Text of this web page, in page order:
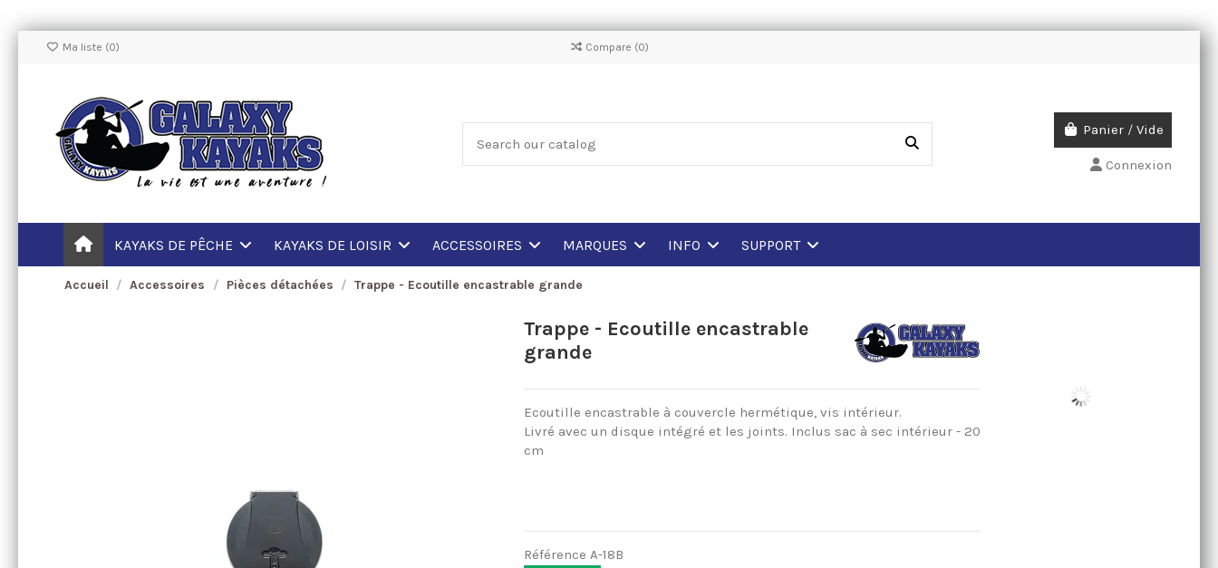
Ma liste (0) Compare (0)
Panier /Vide
Connexion
KAYAKS DE PÊCHE KAYAKS DE LOISIR ACCESSOIRES MARQUES INFO SUPPORT
Accueil Accessoires Pièces détachées Trappe - Ecoutille encastrable grande
Trappe - Ecoutille encastrable
grande
Ecoutille encastrable à couvercle hermétique, vis intérieur.
Livré avec un disque intégré et les joints. Inclus sac à sec intérieur - 20
cm
Référence A-18B